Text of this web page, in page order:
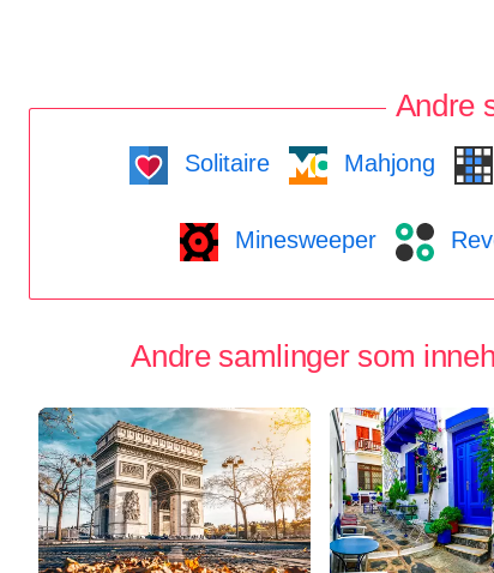
Andre
Solitaire Mahjong
Minesweeper
Andre samlinger som